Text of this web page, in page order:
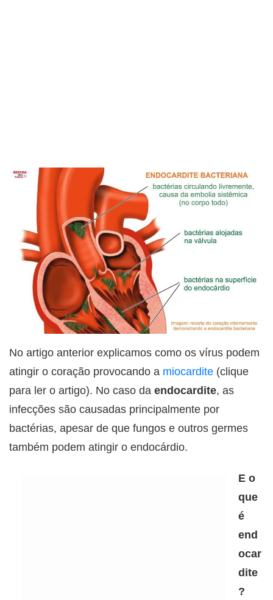
No artigo anterior explicamos como os vírus podem
atingir o coração provocando a miocardite (clique
para ler o artigo). No caso da endocardite, as
infecções são causadas principalmente por
bactérias, apesar de que fungos e outros germes
também podem atingir o endocárdio.
E o
que
é
end
ocar
dite
?